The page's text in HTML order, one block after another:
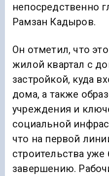
непосредственно
Рамзан Кадыров.
Он отметил, что
жилой квартал с
застройкой, куда
дома, а также
учреждения и
социальной
что на первой
строительства уже
завершению.